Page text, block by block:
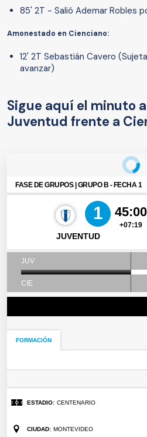
85' 2T - Salió Ademar Robles
Amonestado en Cienciano:
12' 2T Sebastián Cavero
avanzar)
Sigue aquí el minuto
Juventud frente a